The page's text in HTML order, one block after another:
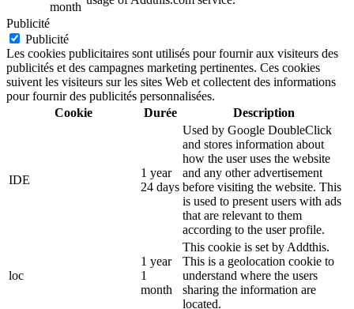
month
Publicité
Publicité
Les cookies publicitaires sont utilisés pour fournir aux visiteurs des
publicités et des campagnes marketing pertinentes. Ces cookies
suivent les visiteurs sur les sites Web et collectent des informations
pour fournir des publicités personnalisées.
Cookie
Durée Description
IDE
1 year
24 days
Used by Google DoubleClick
and stores information about
how the user uses the website
and any other advertisement
before visiting the website. This
is used to present users with ads
that are relevant to them
according to the user profile.
loc
1 year
1
month
This cookie is set by Addthis.
This is a geolocation cookie to
understand where the users
sharing the information are
located.